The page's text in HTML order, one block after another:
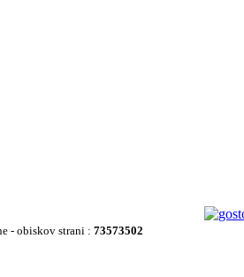
- obiskov strani : 73573502